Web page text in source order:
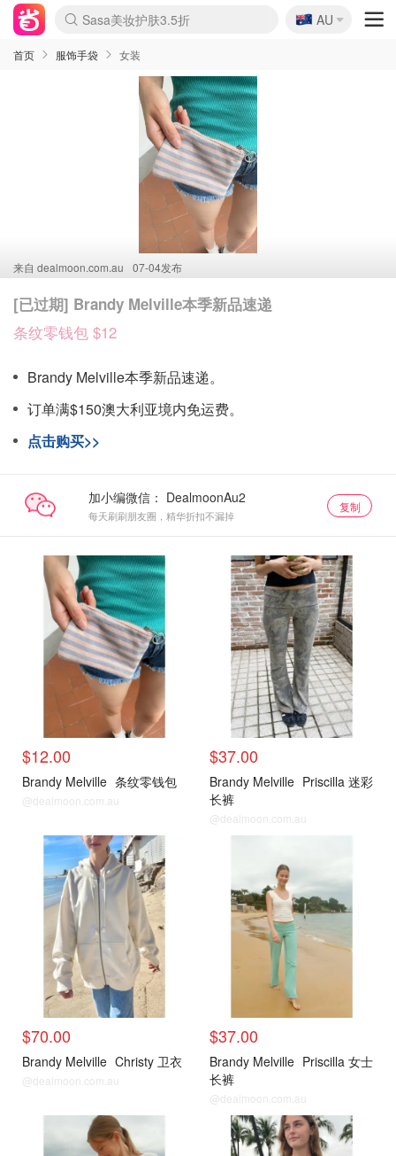
lululemon折扣上新
Sasa美妆护肤3.5折
SSENSE年中2.5折
FreshBeauty好价汇总
Cettire降价+叠9折
WWS Coles超市实拍
viagogo二手票捡漏
Myer折扣汇总
The Outnet奢牌1折起
David Jones 3折起
Flannels大牌1折
Perfumes Club护肤1折
AMIRO面罩$251
Amazon折扣汇总
eToro入金$200送$50
Amazon数码好物
ICONIC本周7.5折
ThedoubleF高奢地板价
Moose Knuckles 6折
EUFY摄像头$98
Selenichast首饰2折
Trip机票酒店促销
YSL送5件彩妆礼
Amazon家居好物
Amazon美妆护肤
雅漾大喷$8
过敏原检测盒$33
科颜氏高保湿面霜$29
SEALIFE海洋馆门票6折
丝塔芙大白罐$16
订阅Newsletter送香薰
Cult Beauty 6.8折
Harrods圣诞日历$525
LN-CC奢牌私促3折
d'Alba空姐喷雾$16
EVE LOM套装£56
Bernardelli独家4折
Adore Beauty 6折起
CT圣诞日历
Mytheresa奢品2.7折
Luxury Escapes 9折
Currentbody美容仪$881
MOON Garden Live
Roborock扫地机$649
Tingo Life水杯$24
Valentino官网5折
CR洗护套装$23
修丽可4件套$159
GANNI官网4.5折
Stylevana韩妆4折
Tessabit高奢8.5折
OGX洗发水$11
Amazon阿德莱德次日达
卡诗8.5折+赠礼
Philips Hue灯具8折
La Mer送8件礼值$529
🇦🇺
AU
首页 服饰手袋 女装
来自 dealmoon.com.au 07-04发布
[已过期] Brandy Melville本季新品速递
条纹零钱包 $12
Brandy Melville本季新品速递。
订单满$150澳大利亚境内免运费。
点击购买>>
加小编微信：
每天刷刷朋友圈，精华折扣不漏掉
复制
$12.00
Brandy Melville 条纹零钱包
@dealmoon.com.au
$37.00
Brandy Melville Priscilla 迷彩
长裤
@dealmoon.com.au
$70.00
Brandy Melville Christy 卫衣
@dealmoon.com.au
$37.00
Brandy Melville Priscilla 女士
长裤
@dealmoon.com.au